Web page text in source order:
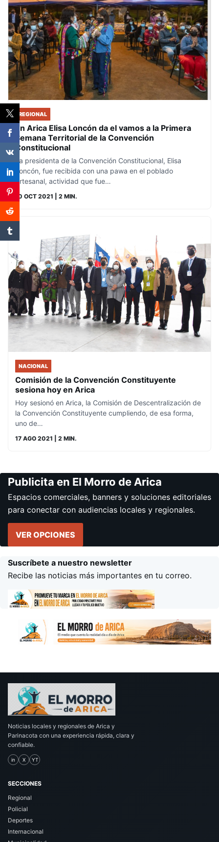
REGIONAL
En Arica Elisa Loncón da el vamos a la Primera
Semana Territorial de la Convención
Constitucional
La presidenta de la Convención Constitucional, Elisa
Loncón, fue recibida con una pawa en el poblado
Artesanal, actividad que fue…
10 OCT 2021 | 2 MIN.
NACIONAL
Comisión de la Convención Constituyente
sesiona hoy en Arica
Hoy sesionó en Arica, la Comisión de Descentralización de
la Convención Constituyente cumpliendo, de esa forma,
uno de…
17 AGO 2021 | 2 MIN.
Publicita en El Morro de Arica
Espacios comerciales, banners y soluciones editoriales
para conectar con audiencias locales y regionales.
VER OPCIONES
Suscríbete a nuestro newsletter
Recibe las noticias más importantes en tu correo.
Noticias locales y regionales de Arica y
Parinacota con una experiencia rápida, clara y
confiable.
in X YT
SECCIONES
Regional
Policial
Deportes
Internacional